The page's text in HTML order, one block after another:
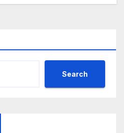
Search